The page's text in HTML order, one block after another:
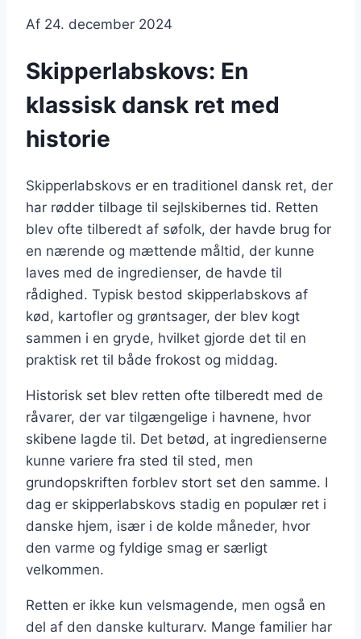
Af 24. december 2024
Skipperlabskovs: En
klassisk dansk ret med
historie
Skipperlabskovs er en traditionel dansk ret, der
har rødder tilbage til sejlskibernes tid. Retten
blev ofte tilberedt af søfolk, der havde brug for
en nærende og mættende måltid, der kunne
laves med de ingredienser, de havde til
rådighed. Typisk bestod skipperlabskovs af
kød, kartofler og grøntsager, der blev kogt
sammen i en gryde, hvilket gjorde det til en
praktisk ret til både frokost og middag.
Historisk set blev retten ofte tilberedt med de
råvarer, der var tilgængelige i havnene, hvor
skibene lagde til. Det betød, at ingredienserne
kunne variere fra sted til sted, men
grundopskriften forblev stort set den samme. I
dag er skipperlabskovs stadig en populær ret i
danske hjem, især i de kolde måneder, hvor
den varme og fyldige smag er særligt
velkommen.
Retten er ikke kun velsmagende, men også en
del af den danske kulturarv. Mange familier har